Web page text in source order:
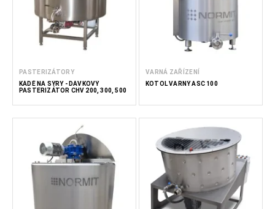
PASTERIZÁTORY
KÁDĚ NA SÝRY - DÁVKOVÝ
PASTERIZÁTOR CHV 200, 300, 500
VARNÁ ZAŘÍZENÍ
KOTOL VARNÝ ASC 100